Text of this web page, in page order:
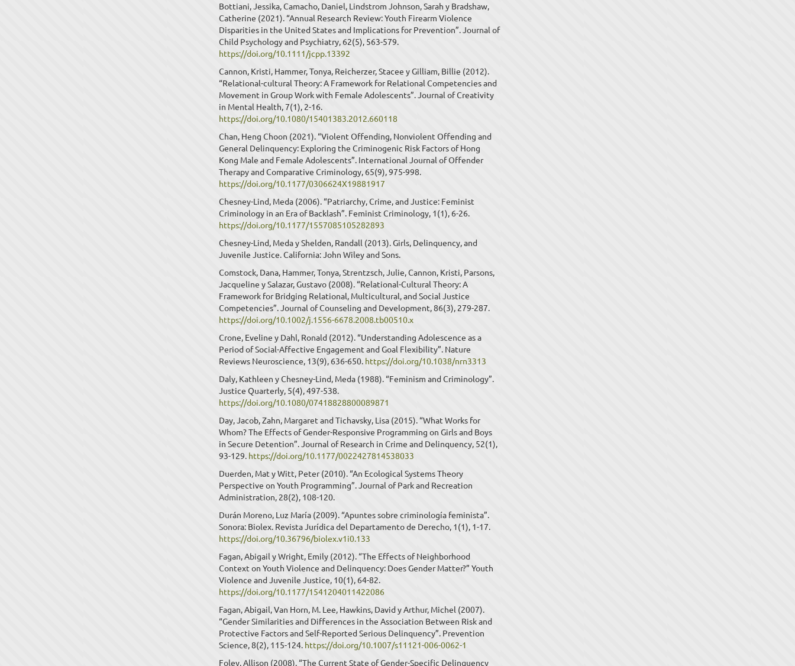
Bottiani, Jessika, Camacho, Daniel, Lindstrom Johnson, Sarah y Bradshaw,
Catherine (2021). “Annual Research Review: Youth Firearm Violence
Disparities in the United States and Implications for Prevention”. Journal of
Child Psychology and Psychiatry, 62(5), 563-579.
https://doi.org/10.1111/jcpp.13392
Cannon, Kristi, Hammer, Tonya, Reicherzer, Stacee y Gilliam, Billie (2012).
“Relational-cultural Theory: A Framework for Relational Competencies and
Movement in Group Work with Female Adolescents”. Journal of Creativity
in Mental Health, 7(1), 2-16.
https://doi.org/10.1080/15401383.2012.660118
Chan, Heng Choon (2021). “Violent Offending, Nonviolent Offending and
General Delinquency: Exploring the Criminogenic Risk Factors of Hong
Kong Male and Female Adolescents”. International Journal of Offender
Therapy and Comparative Criminology, 65(9), 975-998.
https://doi.org/10.1177/0306624X19881917
Chesney-Lind, Meda (2006). “Patriarchy, Crime, and Justice: Feminist
Criminology in an Era of Backlash”. Feminist Criminology, 1(1), 6-26.
https://doi.org/10.1177/1557085105282893
Chesney-Lind, Meda y Shelden, Randall (2013). Girls, Delinquency, and
Juvenile Justice. California: John Wiley and Sons.
Comstock, Dana, Hammer, Tonya, Strentzsch, Julie, Cannon, Kristi, Parsons,
Jacqueline y Salazar, Gustavo (2008). “Relational-Cultural Theory: A
Framework for Bridging Relational, Multicultural, and Social Justice
Competencies”. Journal of Counseling and Development, 86(3), 279-287.
https://doi.org/10.1002/j.1556-6678.2008.tb00510.x
Crone, Eveline y Dahl, Ronald (2012). “Understanding Adolescence as a
Period of Social-Affective Engagement and Goal Flexibility”. Nature
Reviews Neuroscience, 13(9), 636-650. https://doi.org/10.1038/nrn3313
Daly, Kathleen y Chesney-Lind, Meda (1988). “Feminism and Criminology”.
Justice Quarterly, 5(4), 497-538.
https://doi.org/10.1080/07418828800089871
Day, Jacob, Zahn, Margaret and Tichavsky, Lisa (2015). “What Works for
Whom? The Effects of Gender-Responsive Programming on Girls and Boys
in Secure Detention”. Journal of Research in Crime and Delinquency, 52(1),
93-129. https://doi.org/10.1177/0022427814538033
Duerden, Mat y Witt, Peter (2010). “An Ecological Systems Theory
Perspective on Youth Programming”. Journal of Park and Recreation
Administration, 28(2), 108-120.
Durán Moreno, Luz María (2009). “Apuntes sobre criminología feminista”.
Sonora: Biolex. Revista Jurídica del Departamento de Derecho, 1(1), 1-17.
https://doi.org/10.36796/biolex.v1i0.133
Fagan, Abigail y Wright, Emily (2012). “The Effects of Neighborhood
Context on Youth Violence and Delinquency: Does Gender Matter?” Youth
Violence and Juvenile Justice, 10(1), 64-82.
https://doi.org/10.1177/1541204011422086
Fagan, Abigail, Van Horn, M. Lee, Hawkins, David y Arthur, Michel (2007).
“Gender Similarities and Differences in the Association Between Risk and
Protective Factors and Self-Reported Serious Delinquency”. Prevention
Science, 8(2), 115-124. https://doi.org/10.1007/s11121-006-0062-1
Foley, Allison (2008). “The Current State of Gender-Specific Delinquency